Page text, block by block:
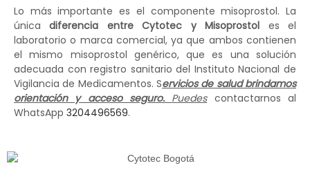
Lo más importante es el componente misoprostol. La
únicadiferencia entre Cytotec y Misoprostol es el
laboratorio o marca comercial, ya que ambos contienen
el mismo misoprostol genérico, que es una solución
adecuada con registro sanitario del Instituto Nacional de
Vigilancia de Medicamentos. Servicios de salud brindamos
orientación y acceso seguro. Puedescontactarnos al
WhatsApp 3204496569.